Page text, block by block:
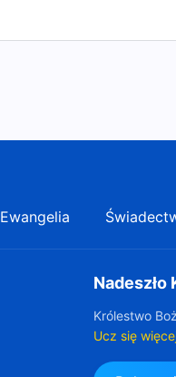
Ewangelia
Królestwo
Ucz się